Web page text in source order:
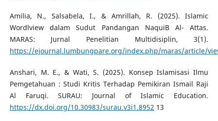
Amilia, N., Salsabela, I., & Amrillah, R. (2025). Islamic
Wordlview dalam Sudut Pandangan NaquiB Al- Attas.
MARAS: Jurnal Penelitian Multidisiplin, 3(1).
https://ejournal.lumbungpare.org/index.php/maras/article/
Anshari, M. E., & Wati, S. (2025). Konsep Islamisasi Ilmu
Pemgetahuan : Studi Kritis Terhadap Pemikiran Ismail Raji
Al Faruqi. SURAU: Journal of Islamic Education.
https://dx.doi.org/10.30983/surau.v3i1.8952 13